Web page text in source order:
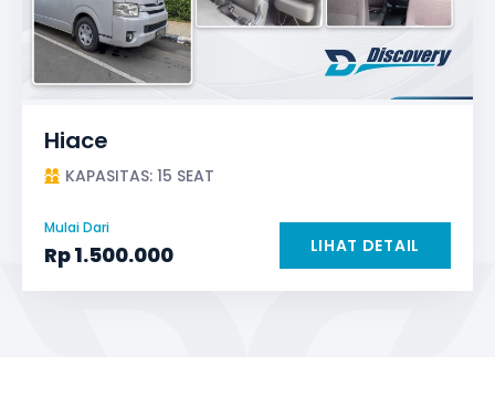
Hiace
KAPASITAS: 15 SEAT
Mulai Dari
Rp1.500.000 LIHAT DETAIL